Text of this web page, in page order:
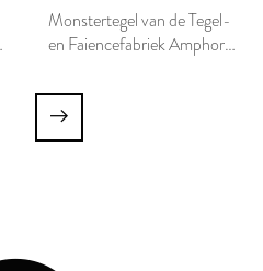
Monstertegel van de Tegel-
en Faiencefabriek Amphora